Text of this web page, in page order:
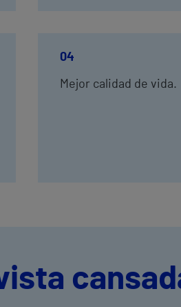
04
Mejor calidad de vida.